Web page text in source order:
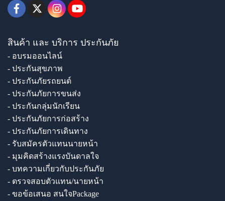
สินค้า และ บริการ ประกันภัย
- อบรมออนไลน์
- ประกันสุขภาพ
- ประกันภัยรถยนต์
- ประกันภัยการขนส่ง
- ประกันกลุ่มนักเรียน
- ประกันภัยการก่อสร้าง
- ประกันภัยการเดินทาง
- รับสมัครตัวแทนนายหน้า
- มุมคิดสร้างแรงบันดาลใจ
- บทความเกี่ยวกับประกันภัย
- ตรวจสอบตัวแทน/นายหน้า
- ขอข้อเสนอ สนใจPackage